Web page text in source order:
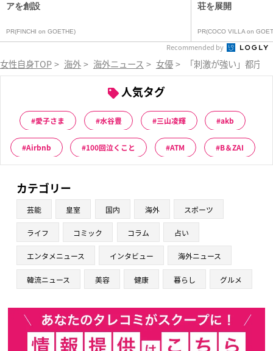
アを創設
PR(FINCHI on GOETHE)
荘を展開
PR(COCO VILLA on
Recommended by
女性自身TOP > 海外 > 海外ニュース > 女優 > 「刺激が強い」都庁
人気タグ
愛子さま 水谷豊 三山凌輝 akb
Airbnb 100回泣くこと ATM B＆ZAI
カテゴリー
芸能 皇室 国内 海外 スポーツ
ライフ コミック コラム 占い
エンタメニュース インタビュー 海外ニュース
韓流ニュース 美容 健康 暮らし グルメ